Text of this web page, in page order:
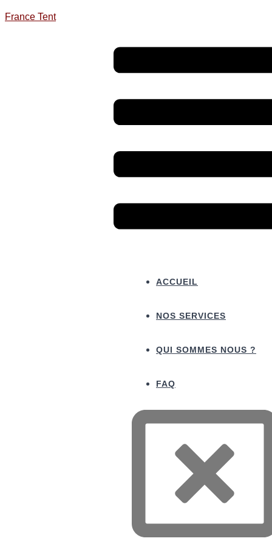
France Tent
ACCUEIL
NOS SERVICES
QUI SOMMES NOUS ?
FAQ